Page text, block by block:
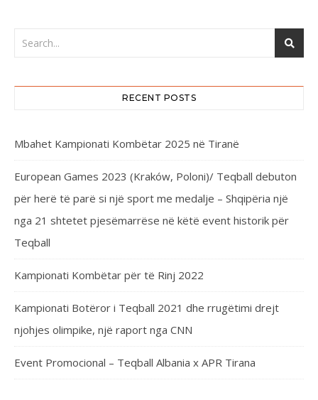
RECENT POSTS
Mbahet Kampionati Kombëtar 2025 në Tiranë
European Games 2023 (Kraków, Poloni)/ Teqball debuton
për herë të parë si një sport me medalje – Shqipëria një
nga 21 shtetet pjesëmarrëse në këtë event historik për
Teqball
Kampionati Kombëtar për të Rinj 2022
Kampionati Botëror i Teqball 2021 dhe rrugëtimi drejt
njohjes olimpike, një raport nga CNN
Event Promocional – Teqball Albania x APR Tirana